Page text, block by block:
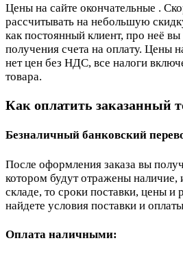
Цены на сайте окончательные .
рассчитывать на небольшую
как постоянный клиент, про неё вы
получения счета на оплату. Цены
нет цен без НДС, все налоги
товара.
Как оплатить заказанный
Безналичный банковский
После оформления заказа вы
котором будут отражены наличие,
складе, то сроки поставки, цены
найдете условия поставки и
Оплата наличными: